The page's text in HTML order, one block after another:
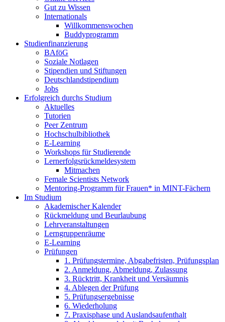
Gut zu Wissen
Internationals
Willkommenswochen
Buddyprogramm
Studienfinanzierung
BAföG
Soziale Notlagen
Stipendien und Stiftungen
Deutschlandstipendium
Jobs
Erfolgreich durchs Studium
Aktuelles
Tutorien
Peer Zentrum
Hochschulbibliothek
E-Learning
Workshops für Studierende
Lernerfolgsrückmeldesystem
Mitmachen
Female Scientists Network
Mentoring-Programm für Frauen* in MINT-Fächern
Im Studium
Akademischer Kalender
Rückmeldung und Beurlaubung
Lehrveranstaltungen
Lerngruppenräume
E-Learning
Prüfungen
1. Prüfungstermine, Abgabefristen, Prüfungsplan
2. Anmeldung, Abmeldung, Zulassung
3. Rücktritt, Krankheit und Versäumnis
4. Ablegen der Prüfung
5. Prüfungsergebnisse
6. Wiederholung
7. Praxisphase und Auslandsaufenthalt